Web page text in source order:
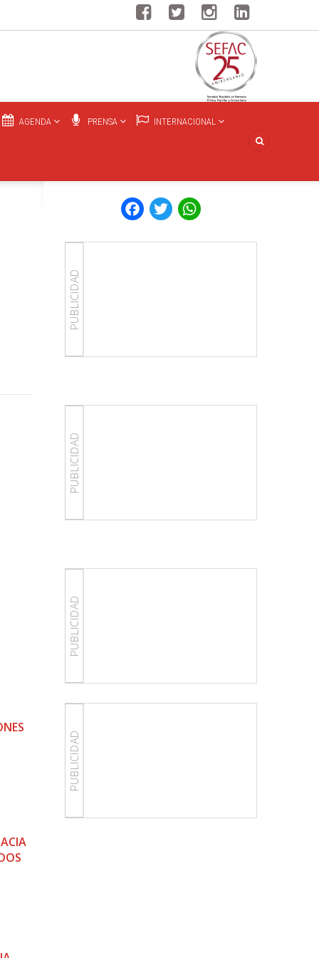
AGENDA PRENSA INTERNACIONAL
Facebook
Twitter
PUBLICIDAD
PUBLICIDAD
PUBLICIDAD
PUBLICIDAD